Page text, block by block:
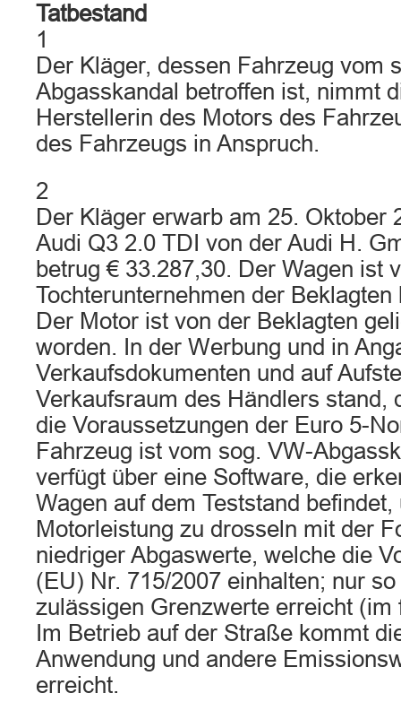
Tatbestand
1
Der Kläger, dessen Fahrzeug vom
Abgasskandal betroffen ist, nimmt
Herstellerin des Motors des
des Fahrzeugs in Anspruch.
2
Der Kläger erwarb am 25. Oktober
Audi Q3 2.0 TDI von der Audi H.
betrug € 33.287,30. Der Wagen ist
Tochterunternehmen der
Der Motor ist von der Beklagten
worden. In der Werbung und in
Verkaufsdokumenten und auf
Verkaufsraum des Händlers stand,
die Voraussetzungen der Euro 5-
Fahrzeug ist vom sog. VW-
verfügt über eine Software, die
Wagen auf dem Teststand
Motorleistung zu drosseln mit der
niedriger Abgaswerte, welche die
(EU) Nr. 715/2007 einhalten; nur
zulässigen Grenzwerte erreicht (im
Im Betrieb auf der Straße kommt
Anwendung und andere
erreicht.